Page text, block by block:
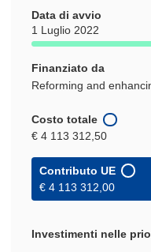
Data di avvio
1 Luglio 2022
Finanziato da
Reforming and
Costo totale
€ 4 113 312,50
Contributo UE
€ 4 113 312,00
Investimenti nelle